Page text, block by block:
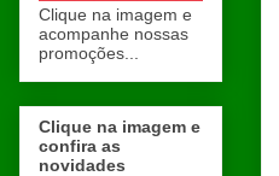
Clique na imagem e
acompanhe nossas
promoções...
Clique na imagem e
confira as
novidades